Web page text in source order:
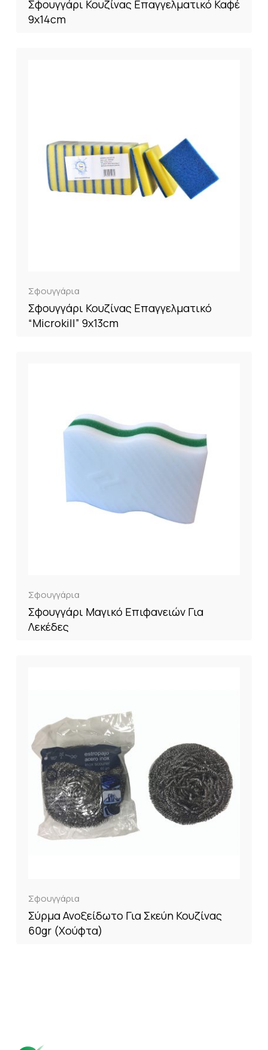
Σφουγγάρι Κουζίνας Επαγγελματικό Καφέ
9x14cm
Σφουγγάρια
Σφουγγάρι Κουζίνας Επαγγελματικό
“Microkill” 9x13cm
Σφουγγάρια
Σφουγγάρι Μαγικό Επιφανειών Για
Λεκέδες
Σφουγγάρια
Σύρμα Ανοξείδωτο Για Σκεύη Κουζίνας
60gr (Χούφτα)